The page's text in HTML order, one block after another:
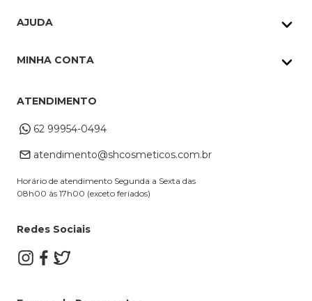
Pedidos Whatsapp
Cupons
AJUDA
Troca e Devoluções
Dúvidas Frequentes
MINHA CONTA
Alterar Cadastro
ATENDIMENTO
62 99954-0494
atendimento@shcosmeticos.com.br
Horário de atendimento Segunda a Sexta das
08h00 às 17h00 (exceto feriados)
Redes Sociais